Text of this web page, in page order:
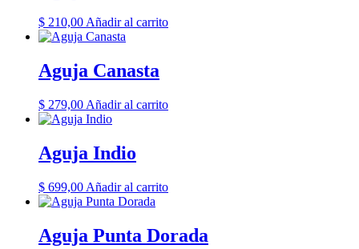
$ 210,00 Añadir al carrito
Aguja Canasta
$ 279,00 Añadir al carrito
Aguja Indio
$ 699,00 Añadir al carrito
Aguja Punta Dorada